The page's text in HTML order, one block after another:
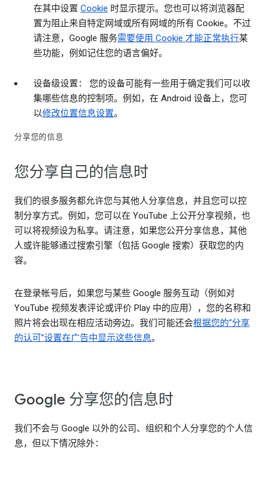
在其中设置 Cookie 时显示提示。您也可以将浏览器配
置为阻止来自特定网域或所有网域的所有 Cookie。不过
请注意，Google 服务需要使用 Cookie 才能正常执行某
些功能，例如记住您的语言偏好。
设备级设置： 您的设备可能有一些用于确定我们可以收
集哪些信息的控制项。例如，在 Android 设备上，您可
以修改位置信息设置。
分享您的信息
您分享自己的信息时
我们的很多服务都允许您与其他人分享信息，并且您可以控
制分享方式。例如，您可以在 YouTube 上公开分享视频，也
可以将视频设为私享。请注意，如果您公开分享信息，其他
人或许能够通过搜索引擎（包括 Google 搜索）获取您的内
容。
在登录帐号后，如果您与某些 Google 服务互动（例如对
YouTube 视频发表评论或评价 Play 中的应用），您的名称和
照片将会出现在相应活动旁边。我们可能还会根据您的“分享
的认可”设置在广告中显示这些信息。
Google 分享您的信息时
我们不会与 Google 以外的公司、组织和个人分享您的个人信
息，但以下情况除外：